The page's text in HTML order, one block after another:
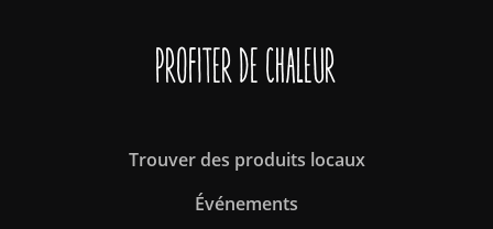
Profiter de Chaleur
Trouver des produits locaux
Événements